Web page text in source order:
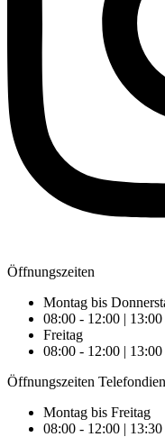
Öffnungszeiten
Montag bis
08:00 - 12:00 |
Freitag
08:00 - 12:00 |
Öffnungszeiten
Montag bis Freitag
08:00 - 12:00 |